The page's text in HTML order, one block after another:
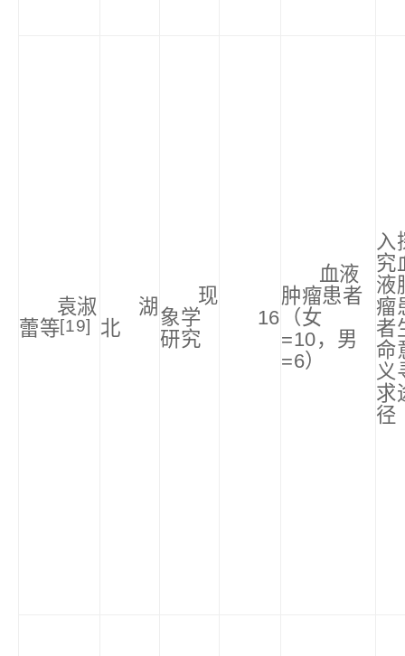
袁淑
蕾等[19]
湖
北
现
象学
研究
16
血液
肿瘤患者
（女
=10，男
=6）
入
究
液
瘤
者
命
义
求
径